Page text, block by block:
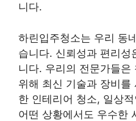
니다.
하린입주청소는 우리 동
습니다. 신뢰성과 편리성
니다. 우리의 전문가들은
위해 최신 기술과 장비를
한 인테리어 청소, 일상
어떤 상황에서도 우수한